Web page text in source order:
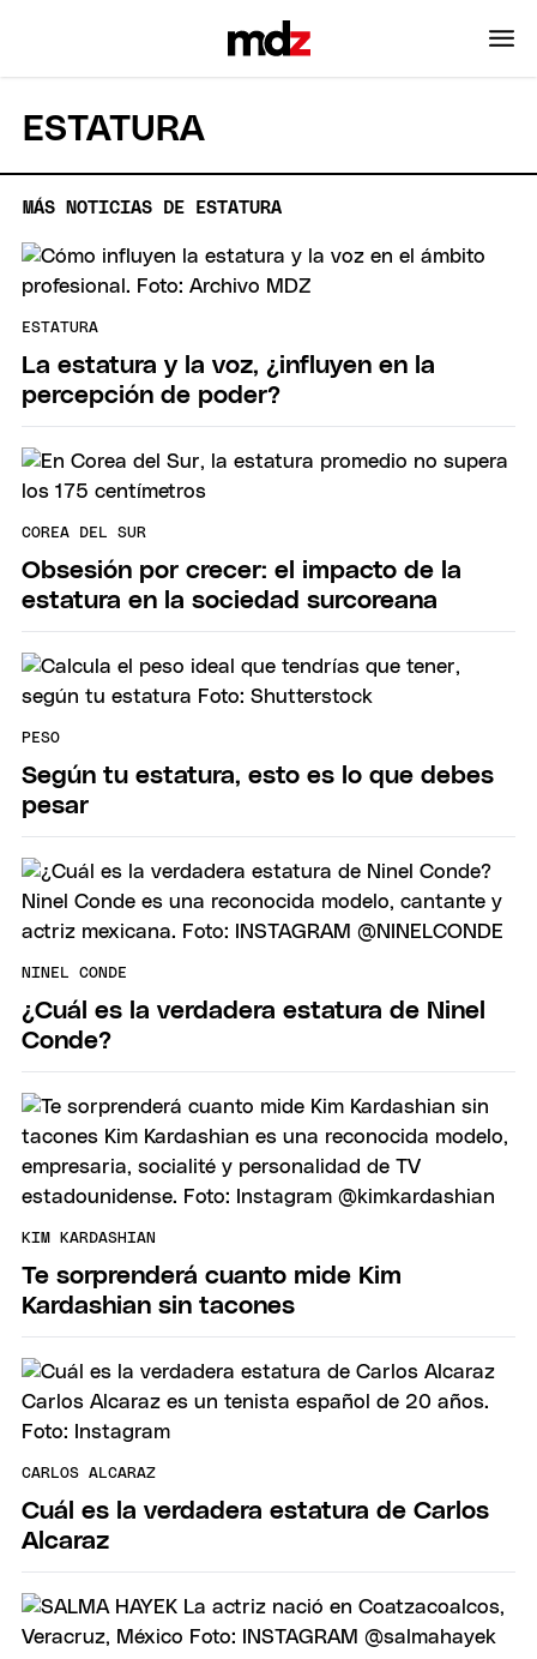
ESTATURA
MÁS NOTICIAS DE ESTATURA
ESTATURA
La estatura y la voz, ¿influyen en la
percepción de poder?
COREA DEL SUR
Obsesión por crecer: el impacto de la
estatura en la sociedad surcoreana
PESO
Según tu estatura, esto es lo que debes
pesar
NINEL CONDE
¿Cuál es la verdadera estatura de Ninel
Conde?
KIM KARDASHIAN
Te sorprenderá cuanto mide Kim
Kardashian sin tacones
CARLOS ALCARAZ
Cuál es la verdadera estatura de Carlos
Alcaraz